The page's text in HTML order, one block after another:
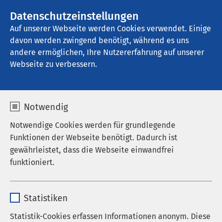
Datenschutzeinstellungen
Auf unserer Webseite werden Cookies verwendet. Einige
davon werden zwingend benötigt, während es uns
andere ermöglichen, Ihre Nutzererfahrung auf unserer
Webseite zu verbessern.
Notwendig
Notwendige Cookies werden für grundlegende
Funktionen der Webseite benötigt. Dadurch ist
gewährleistet, dass die Webseite einwandfrei
funktioniert.
Anbieter sgalinski
Statistiken
Statistik-Cookies erfassen Informationen anonym. Diese
AMEOS Reha Klinikum Lübeck -
Abhängigkeitserkrankungen
Veranstaltungen
29.08.2026|12:00bis16:00
Herzliche Einladung zum Ehemaligen-
Sommerfest